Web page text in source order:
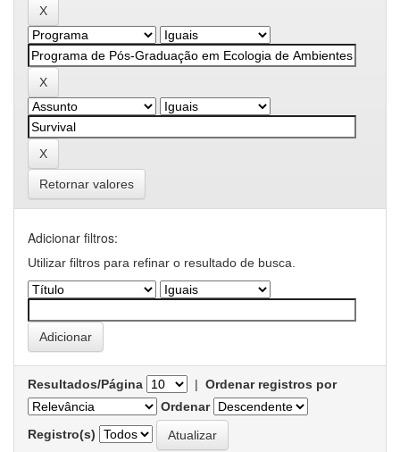
Retornar valores
Adicionar filtros:
Utilizar filtros para refinar o resultado de busca.
Resultados/Página | Ordenar registros por
Ordenar
Registro(s)